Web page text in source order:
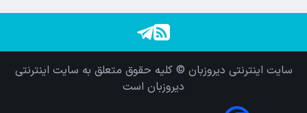
سایت اینترنتی دیروزبان © کلیه حقوق متعلق به سایت اینترنتی
دیروزبان است